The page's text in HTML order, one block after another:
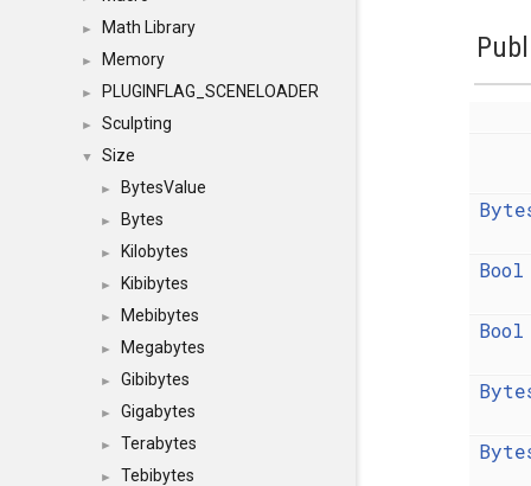
► Math Library
► Memory
► PLUGINFLAG_SCENELOADER
► Sculpting
▼ Size
► BytesValue
► Bytes
► Kilobytes
► Kibibytes
► Mebibytes
► Megabytes
► Gibibytes
► Gigabytes
► Terabytes
► Tebibytes
Bool
Bool